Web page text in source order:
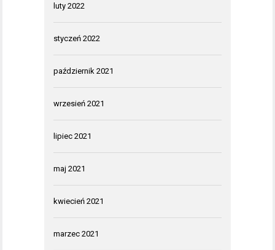
luty 2022
styczeń 2022
październik 2021
wrzesień 2021
lipiec 2021
maj 2021
kwiecień 2021
marzec 2021